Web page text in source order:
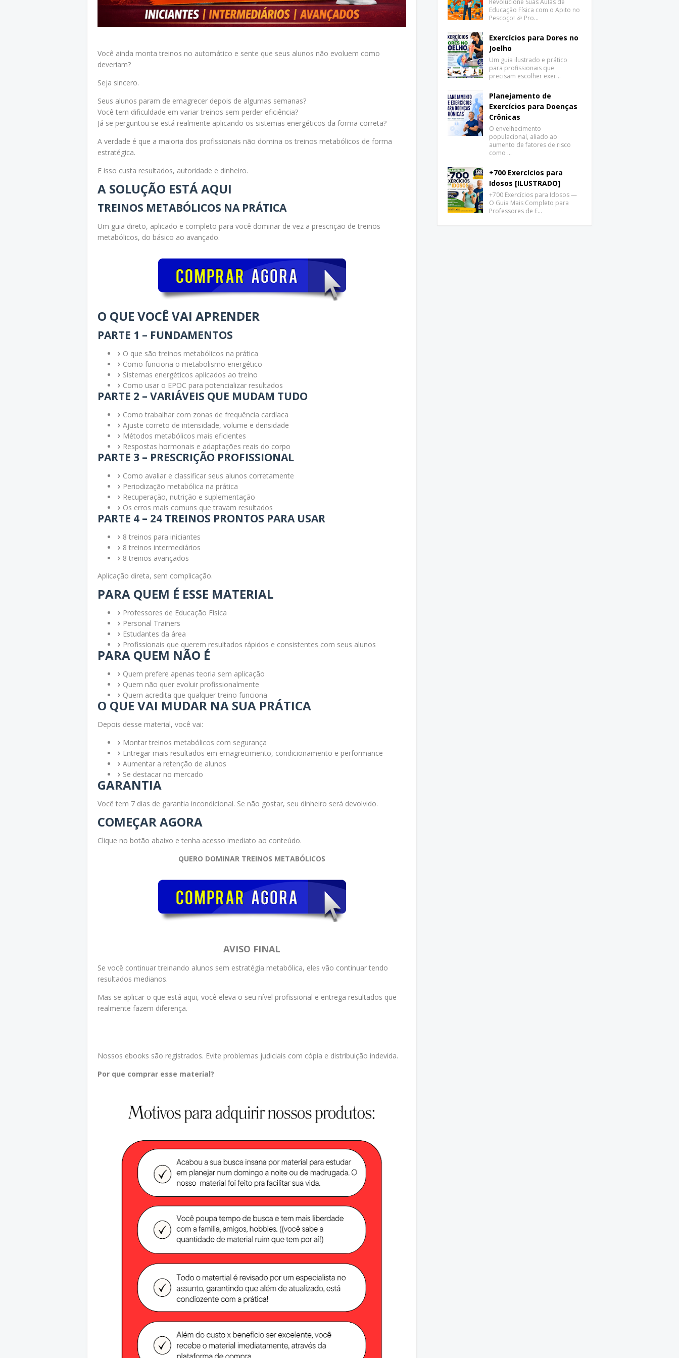
Você ainda monta treinos no automático e sente que seus alunos não evoluem como
deveriam?
Seja sincero.
Seus alunos param de emagrecer depois de algumas semanas?
Você tem dificuldade em variar treinos sem perder eficiência?
Já se perguntou se está realmente aplicando os sistemas energéticos da forma correta?
A verdade é que a maioria dos profissionais não domina os treinos metabólicos de forma
estratégica.
E isso custa resultados, autoridade e dinheiro.
A SOLUÇÃO ESTÁ AQUI
TREINOS METABÓLICOS NA PRÁTICA
Um guia direto, aplicado e completo para você dominar de vez a prescrição de treinos
metabólicos, do básico ao avançado.
O QUE VOCÊ VAI APRENDER
PARTE 1 – FUNDAMENTOS
O que são treinos metabólicos na prática
Como funciona o metabolismo energético
Sistemas energéticos aplicados ao treino
Como usar o EPOC para potencializar resultados
PARTE 2 – VARIÁVEIS QUE MUDAM TUDO
Como trabalhar com zonas de frequência cardíaca
Ajuste correto de intensidade, volume e densidade
Métodos metabólicos mais eficientes
Respostas hormonais e adaptações reais do corpo
PARTE 3 – PRESCRIÇÃO PROFISSIONAL
Como avaliar e classificar seus alunos corretamente
Periodização metabólica na prática
Recuperação, nutrição e suplementação
Os erros mais comuns que travam resultados
PARTE 4 – 24 TREINOS PRONTOS PARA USAR
8 treinos para iniciantes
8 treinos intermediários
8 treinos avançados
Aplicação direta, sem complicação.
PARA QUEM É ESSE MATERIAL
Professores de Educação Física
Personal Trainers
Estudantes da área
Profissionais que querem resultados rápidos e consistentes com seus alunos
PARA QUEM NÃO É
Quem prefere apenas teoria sem aplicação
Quem não quer evoluir profissionalmente
Quem acredita que qualquer treino funciona
O QUE VAI MUDAR NA SUA PRÁTICA
Depois desse material, você vai:
Montar treinos metabólicos com segurança
Entregar mais resultados em emagrecimento, condicionamento e performance
Aumentar a retenção de alunos
Se destacar no mercado
GARANTIA
Você tem 7 dias de garantia incondicional. Se não gostar, seu dinheiro será devolvido.
COMEÇAR AGORA
Clique no botão abaixo e tenha acesso imediato ao conteúdo.
QUERO DOMINAR TREINOS METABÓLICOS
AVISO FINAL
Se você continuar treinando alunos sem estratégia metabólica, eles vão continuar tendo
resultados medianos.
Mas se aplicar o que está aqui, você eleva o seu nível profissional e entrega resultados que
realmente fazem diferença.
Nossos ebooks são registrados. Evite problemas judiciais com cópia e distribuição indevida.
Por que comprar esse material?
Revolucione Suas Aulas de
Educação Física com o Apito no
Pescoço! 🎉 Pro…
Exercícios para Dores no
Joelho
Um guia ilustrado e prático
para profissionais que
precisam escolher exer…
Planejamento de
Exercícios para Doenças
Crônicas
O envelhecimento
populacional, aliado ao
aumento de fatores de risco
como …
+700 Exercícios para
Idosos [ILUSTRADO]
+700 Exercícios para Idosos —
O Guia Mais Completo para
Professores de E…